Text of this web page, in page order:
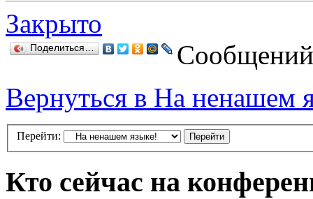
Закрыто
Поделиться…
Вернуться в На ненашем
Перейти:
Кто сейчас на